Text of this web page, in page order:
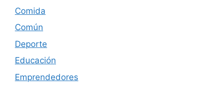
Comida
Común
Deporte
Educación
Emprendedores